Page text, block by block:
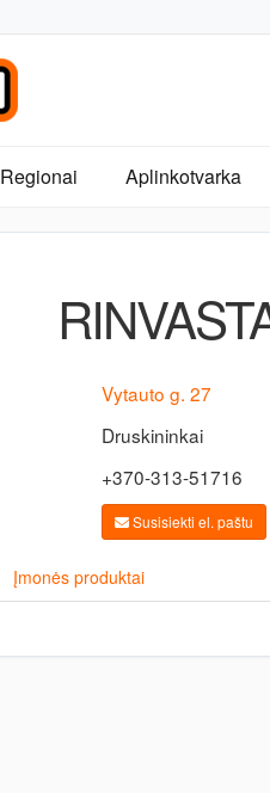
Regionai Aplinkotvarka
Vytauto g. 27
Druskininkai
+370-313-51716
Susisiekti el. paštu
Įmonės produktai